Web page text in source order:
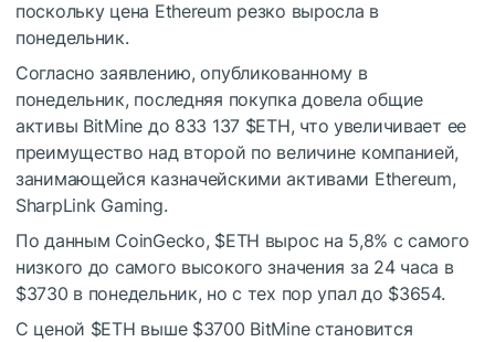
поскольку цена Ethereum резко выросла в
понедельник.
Согласно заявлению, опубликованному в
понедельник, последняя покупка довела общие
активы BitMine до 833 137 $ETH, что увеличивает ее
преимущество над второй по величине компанией,
занимающейся казначейскими активами Ethereum,
SharpLink Gaming.
По данным CoinGecko, $ETH вырос на 5,8% с самого
низкого до самого высокого значения за 24 часа в
$3730 в понедельник, но с тех пор упал до $3654.
С ценой $ETH выше $3700 BitMine становится